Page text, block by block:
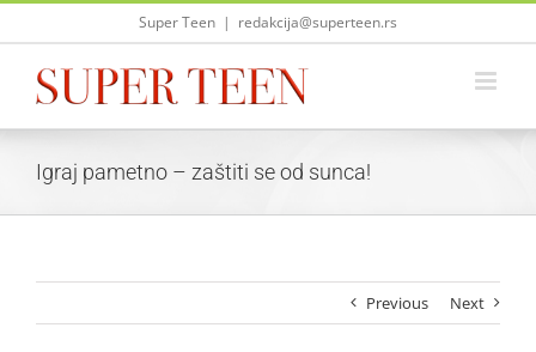
Skip
Super Teen | redakcija@superteen.rs
Igraj pametno – zaštiti se od sunca!
Previous Next